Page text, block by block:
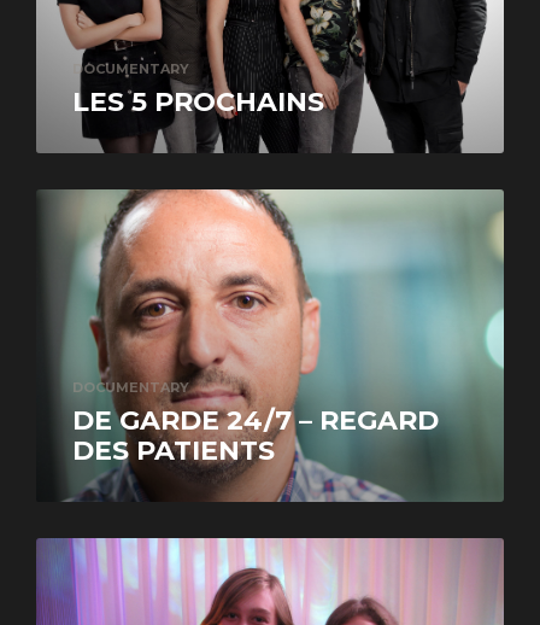
DOCUMENTARY
LES 5 PROCHAINS
DOCUMENTARY
DE GARDE 24/7 – REGARD
DES PATIENTS